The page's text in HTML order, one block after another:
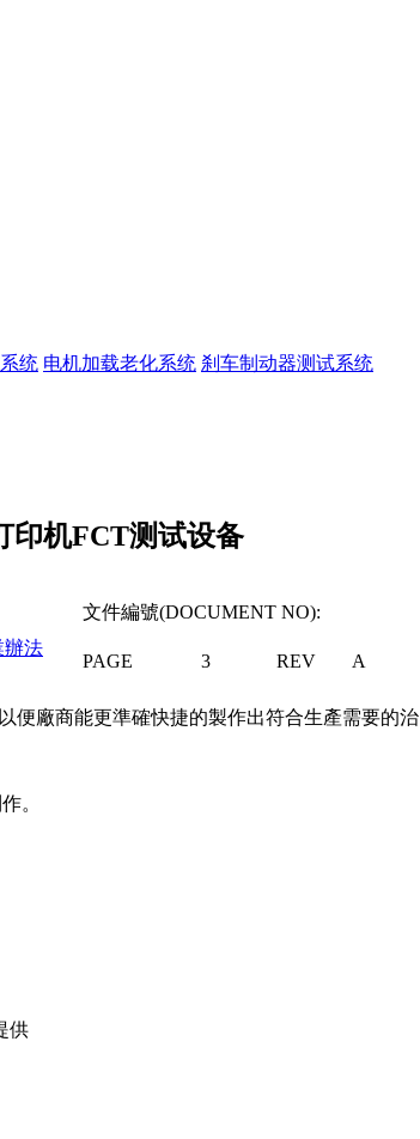
统 电机加载老化系统 刹车制动器测试系统
印机FCT测试设备
文件編號(DOCUMENT NO):
辦法
PAGE 3 REV
A
廠商能更準確快捷的製作出符合生產需要的治
。
供